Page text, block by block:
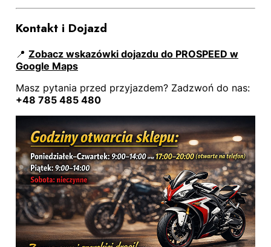
Kontakt i Dojazd
📍 Zobacz wskazówki dojazdu do PROSPEED w
Google Maps
Masz pytania przed przyjazdem? Zadzwoń do nas:
+48 785 485 480